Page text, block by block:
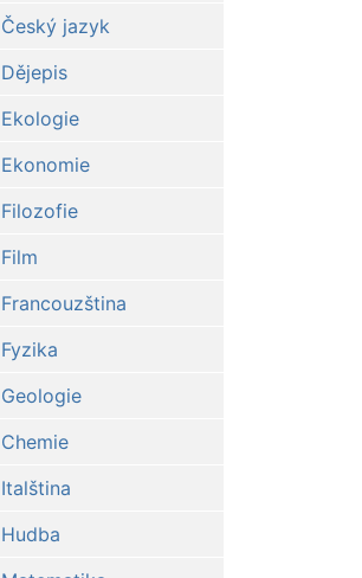
Český jazyk
Dějepis
Ekologie
Ekonomie
Filozofie
Film
Francouzština
Fyzika
Geologie
Chemie
Italština
Hudba